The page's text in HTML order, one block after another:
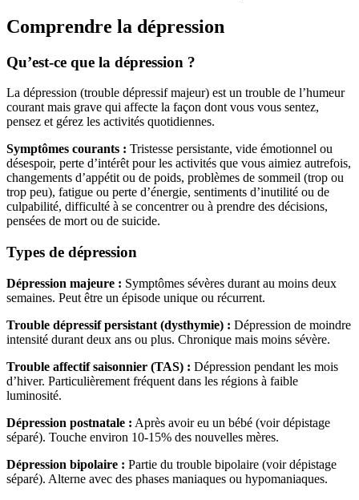
Comprendre la dépression
Qu’est-ce que la dépression ?
La dépression (trouble dépressif majeur) est un trouble de l’humeur
courant mais grave qui affecte la façon dont vous vous sentez,
pensez et gérez les activités quotidiennes.
Symptômes courants : Tristesse persistante, vide émotionnel ou
désespoir, perte d’intérêt pour les activités que vous aimiez autrefois,
changements d’appétit ou de poids, problèmes de sommeil (trop ou
trop peu), fatigue ou perte d’énergie, sentiments d’inutilité ou de
culpabilité, difficulté à se concentrer ou à prendre des décisions,
pensées de mort ou de suicide.
Types de dépression
Dépression majeure : Symptômes sévères durant au moins deux
semaines. Peut être un épisode unique ou récurrent.
Trouble dépressif persistant (dysthymie) : Dépression de moindre
intensité durant deux ans ou plus. Chronique mais moins sévère.
Trouble affectif saisonnier (TAS) : Dépression pendant les mois
d’hiver. Particulièrement fréquent dans les régions à faible
luminosité.
Dépression postnatale : Après avoir eu un bébé (voir dépistage
séparé). Touche environ 10-15% des nouvelles mères.
Dépression bipolaire : Partie du trouble bipolaire (voir dépistage
séparé). Alterne avec des phases maniaques ou hypomaniaques.